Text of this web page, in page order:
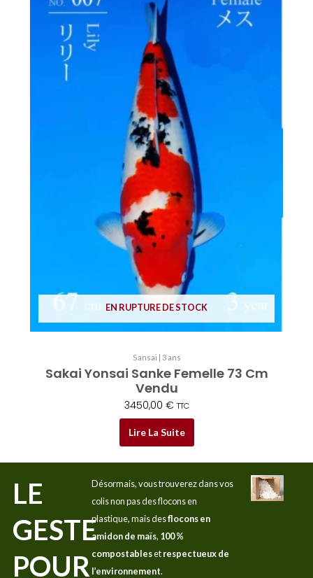
EN RUPTURE DE STOCK
Sansai | 3 ans
Sakai Yonsai Sanke Femelle 73 Cm
Vendu
3450,00 € TTC
Lire La Suite
LE
GESTE
POUR
Désormais, vous trouverez dans vos
colis non pas des flocons en
plastique, mais desflocons en
amidon de maïs, 100 %
compostablesetrespectueux de
l’environnement.